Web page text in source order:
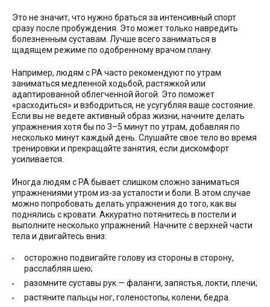
Это не значит, что нужно браться за интенсивный спорт
сразу после пробуждения. Это может только навредить
болезненным суставам. Лучше всего заниматься в
щадящем режиме по одобренному врачом плану.
Например, людям с РА часто рекомендуют по утрам
заниматься медленной ходьбой, растяжкой или
адаптированной облегченной йогой. Это поможет
«расходиться» и взбодриться, не усугубляя ваше состояние.
Если вы не ведете активный образ жизни, начните делать
упражнения хотя бы по 3–5 минут по утрам, добавляя по
несколько минут каждый день. Слушайте свое тело во время
тренировки и прекращайте занятия, если дискомфорт
усиливается.
Иногда людям с РА бывает слишком сложно заниматься
упражнениями утром из-за усталости и боли. В этом случае
можно попробовать делать упражнения до того, как вы
поднялись с кровати. Аккуратно потянитесь в постели и
выполните несколько упражнений. Начните с верхней части
тела и двигайтесь вниз:
осторожно подвигайте голову из стороны в сторону,
расслабляя шею;
разомните суставы рук — фаланги, запястья, локти, плечи;
растяните пальцы ног, голеностопы, колени, бедра.